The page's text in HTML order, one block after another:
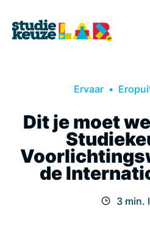
Ervaar
Dit je moet
de
3 min.